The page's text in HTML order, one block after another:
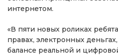
интернетом.
«В пяти новых роликах
правах, электронных
балансе реальной и